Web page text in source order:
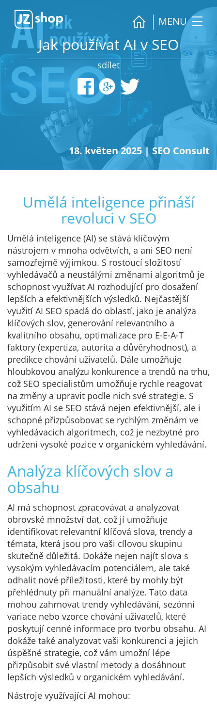
MENU
Jak používat AI v SEO
sdílet
18. květen 2025| SEO Consult
Umělá inteligence přináší
revoluci v SEO
Umělá inteligence (AI) se stává klíčovým
nástrojem v mnoha odvětvích, a ani SEO není
samozřejmě výjimkou. S rostoucí složitostí
vyhledávačů a neustálými změnami algoritmů je
schopnost využívat AI rozhodující pro dosažení
lepších a efektivnějších výsledků. Nejčastější
využití AI SEO spadá do oblastí, jako je analýza
klíčových slov, generování relevantního a
kvalitního obsahu, optimalizace pro E-E-A-T
faktory (expertiza, autorita a důvěryhodnost), a
predikce chování uživatelů. Dále umožňuje
hloubkovou analýzu konkurence a trendů na trhu,
což SEO specialistům umožňuje rychle reagovat
na změny a upravit podle nich své strategie. S
využitím AI se SEO stává nejen efektivnější, ale i
schopné přizpůsobovat se rychlým změnám ve
vyhledávacích algoritmech, což je nezbytné pro
udržení vysoké pozice v organickém vyhledávání.
Analýza klíčových slov a
obsahu
AI má schopnost zpracovávat a analyzovat
obrovské množství dat, což jí umožňuje
identifikovat relevantní klíčová slova, trendy a
témata, která jsou pro vaši cílovou skupinu
skutečně důležitá. Dokáže nejen najít slova s
vysokým vyhledávacím potenciálem, ale také
odhalit nové příležitosti, které by mohly být
přehlédnuty při manuální analýze. Tato data
mohou zahrnovat trendy vyhledávání, sezónní
variace nebo vzorce chování uživatelů, které
poskytují cenné informace pro tvorbu obsahu. AI
dokáže také analyzovat vaši konkurenci a jejich
úspěšné strategie, což vám umožní lépe
přizpůsobit své vlastní metody a dosáhnout
lepších výsledků v organickém vyhledávání.
Nástroje využívající AI mohou: